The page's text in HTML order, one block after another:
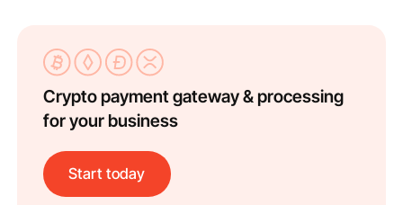
Crypto payment gateway & processing
for your business
Start today